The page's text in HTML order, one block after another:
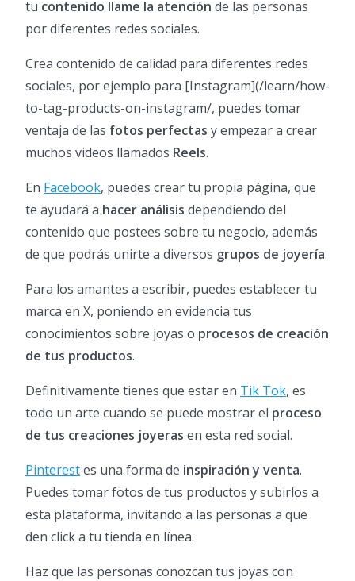
tu contenido llame la atención de las personas
por diferentes redes sociales.
Crea contenido de calidad para diferentes redes
sociales, por ejemplo para [Instagram](/learn/how-
to-tag-products-on-instagram/, puedes tomar
ventaja de las fotos perfectas y empezar a crear
muchos videos llamados Reels.
En Facebook, puedes crear tu propia página, que
te ayudará a hacer análisis dependiendo del
contenido que postees sobre tu negocio, además
de que podrás unirte a diversos grupos de joyería.
Para los amantes a escribir, puedes establecer tu
marca en X, poniendo en evidencia tus
conocimientos sobre joyas o procesos de creación
de tus productos.
Definitivamente tienes que estar en Tik Tok, es
todo un arte cuando se puede mostrar el proceso
de tus creaciones joyeras en esta red social.
Pinterestes una forma de inspiración y venta.
Puedes tomar fotos de tus productos y subirlos a
esta plataforma, invitando a las personas a que
den click a tu tienda en línea.
Haz que las personas conozcan tus joyas con